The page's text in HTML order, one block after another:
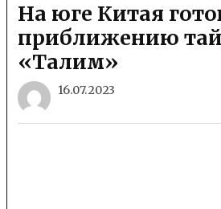
На юге Китая
приближению
«Талим»
16.07.2023